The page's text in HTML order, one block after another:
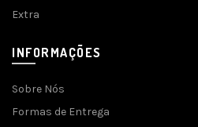
Extra
INFORMAÇÕES
Sobre Nós
Formas de Entrega